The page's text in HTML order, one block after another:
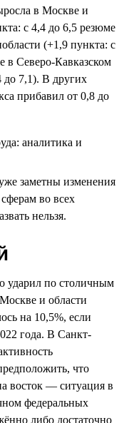
в Москве и
с 4,4 до 6,5 резюме
(+1,9 пункта: с
в Северо-Кавказском
до 7,1). В других
прибавил от 0,8 до
заметны изменения
во всех
нельзя.
ударил по столичным
и области
на 10,5%, если
года. В Санкт-
что
восток — ситуация в
федеральных
либо достаточно